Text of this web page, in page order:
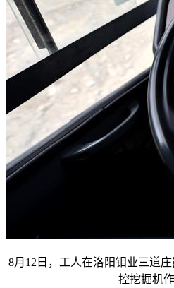
8月12日，工人在洛阳钼业三道
控挖掘机作